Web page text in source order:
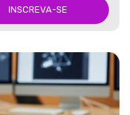
INSCREVA-SE